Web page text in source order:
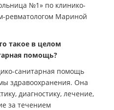
№1» по клинико-
ревматологом Мариной
такое в целом
помощь?
санитарная помощь
здравоохранения. Она
диагностику, лечение,
за течением